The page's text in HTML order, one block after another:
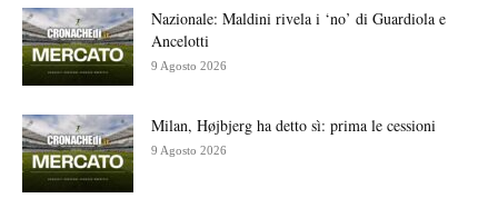
Nazionale: Maldini rivela i ‘no’ di Guardiola e
Ancelotti
9 Agosto 2026
Milan, Højbjerg ha detto sì: prima le cessioni
9 Agosto 2026